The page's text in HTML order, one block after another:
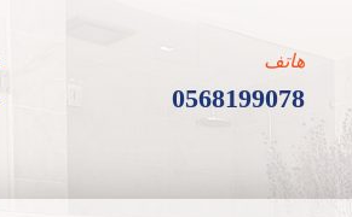
هاتف
0568199078